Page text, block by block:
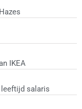
IKEA
salaris